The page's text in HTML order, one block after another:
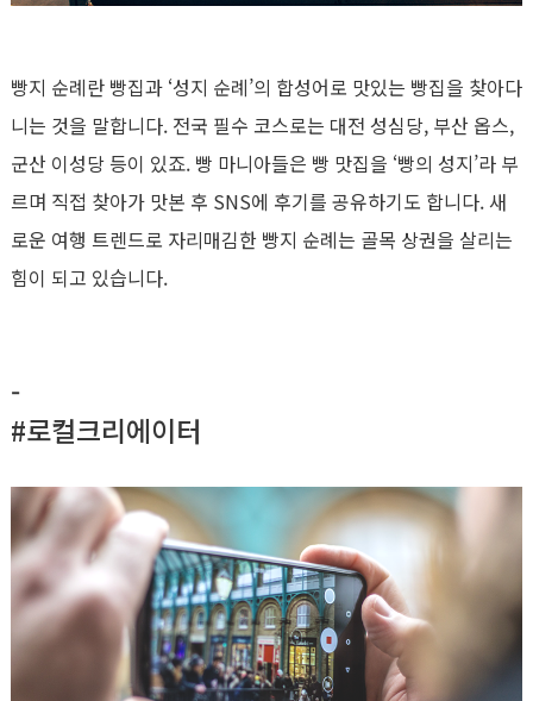
빵지 순례란 빵집과 ‘성지 순례’의 합성어로 맛있는 빵집을 찾아다
니는 것을 말합니다. 전국 필수 코스로는 대전 성심당, 부산 옵스,
군산 이성당 등이 있죠. 빵 마니아들은 빵 맛집을 ‘빵의 성지’라 부
르며 직접 찾아가 맛본 후 SNS에 후기를 공유하기도 합니다. 새
로운 여행 트렌드로 자리매김한 빵지 순례는 골목 상권을 살리는
힘이 되고 있습니다.
-
#로컬크리에이터